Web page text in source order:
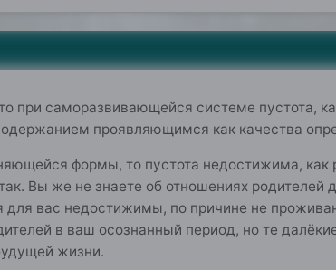
при саморазвивающейся системе пустота,
проявляющимся как качества
формы, то пустота недостижима,
Вы же не знаете об отношениях
вас недостижимы, по причине не
в ваш осознанный период, но те
жизни.